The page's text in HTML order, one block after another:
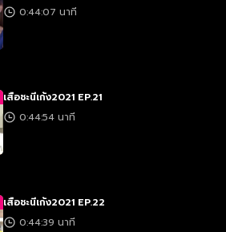
0:44:07 นาที
เสือชะนีเก้ง2021 EP.21
0:44:54 นาที
เสือชะนีเก้ง2021 EP.22
0:44:39 นาที